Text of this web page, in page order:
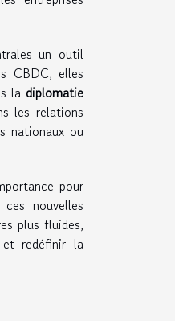
un outil
CBDC, elles
la diplomatie
les relations
nationaux ou
pour
nouvelles
plus fluides,
et redéfinir la